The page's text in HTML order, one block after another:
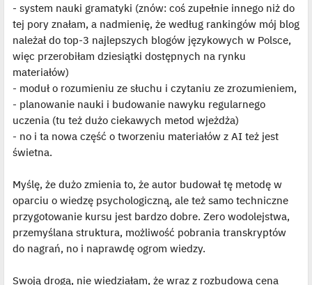
- system nauki gramatyki (znów: coś zupełnie innego niż do
tej pory znałam, a nadmienię, że według rankingów mój blog
należał do top-3 najlepszych blogów językowych w Polsce,
więc przerobiłam dziesiątki dostępnych na rynku
materiałów)
- moduł o rozumieniu ze słuchu i czytaniu ze zrozumieniem,
- planowanie nauki i budowanie nawyku regularnego
uczenia (tu też dużo ciekawych metod wjeżdża)
- no i ta nowa część o tworzeniu materiałów z AI też jest
świetna.
Myślę, że dużo zmienia to, że autor budował tę metodę w
oparciu o wiedzę psychologiczną, ale też samo techniczne
przygotowanie kursu jest bardzo dobre. Zero wodolejstwa,
przemyślana struktura, możliwość pobrania transkryptów
do nagrań, no i naprawdę ogrom wiedzy.
Swoją drogą, nie wiedziałam, że wraz z rozbudową cena